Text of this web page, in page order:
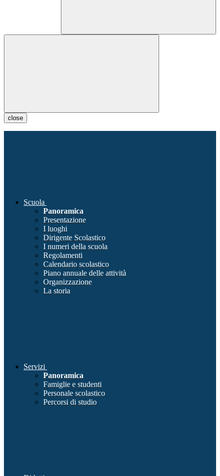
close
Scuola
Panoramica
Presentazione
I luoghi
Dirigente Scolastico
I numeri della scuola
Regolamenti
Calendario scolastico
Piano annuale delle attività
Organizzazione
La storia
Servizi
Panoramica
Famiglie e studenti
Personale scolastico
Percorsi di studio